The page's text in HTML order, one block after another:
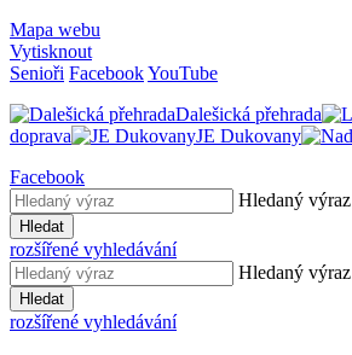
Mapa webu
Vytisknout
Senioři FacebookYouTube
Dalešická přehrada
doprava
JE Dukovany
Facebook
Hledaný výraz
Hledat
rozšířené vyhledávání
Hledaný výraz
Hledat
rozšířené vyhledávání